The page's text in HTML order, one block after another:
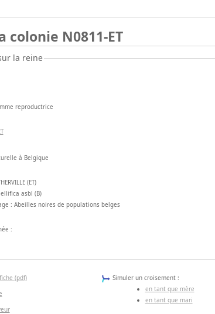
colonie N0811-ET
la reine
reproductrice
à Belgique
(ET)
asbl (B)
: Abeilles noires de populations belges
:
(pdf)
Simuler un croisement :
en tant que mère
en tant que mari